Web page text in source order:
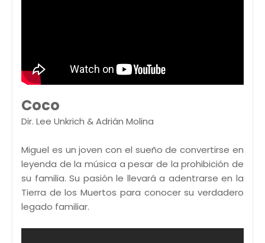
Coco
Dir. Lee Unkrich & Adrián Molina
Miguel es un joven con el sueño de convertirse en
leyenda de la música a pesar de la prohibición de
su familia. Su pasión le llevará a adentrarse en la
Tierra de los Muertos para conocer su verdadero
legado familiar.